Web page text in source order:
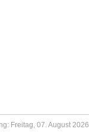
Freitag, 07. August 2026